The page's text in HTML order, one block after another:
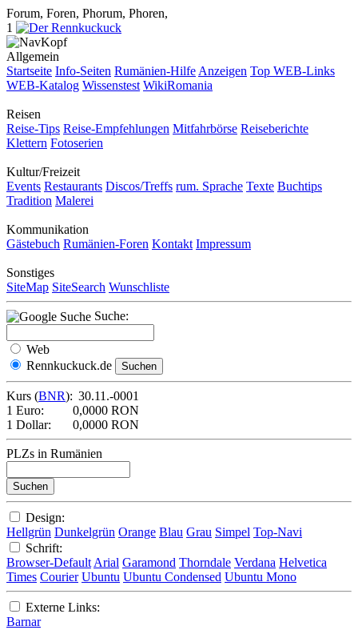
Forum, Foren, Phorum, Phoren,
1
Allgemein
Startseite Info-Seiten Rumänien-Hilfe Anzeigen Top WEB-Links
WEB-Katalog Wissenstest WikiRomania
Reisen
Reise-Tips Reise-Empfehlungen Mitfahrbörse Reiseberichte
Klettern Fotoserien
Kultur/Freizeit
Events Restaurants Discos/Treffs rum. Sprache Texte Buchtips
Tradition Malerei
Kommunikation
Gästebuch Rumänien-Foren Kontakt Impressum
Sonstiges
SiteMap SiteSearch Wunschliste
Suche:
Web
Rennkuckuck.de
Kurs (BNR): 30.11.-0001
1 Euro:
0,0000 RON
1 Dollar:
0,0000 RON
PLZs in Rumänien
Design:
Hellgrün Dunkelgrün Orange Blau Grau Simpel Top-Navi
Schrift:
Browser-Default Arial Garamond Thorndale Verdana Helvetica
Times Courier Ubuntu Ubuntu Condensed Ubuntu Mono
Externe Links:
Barnar